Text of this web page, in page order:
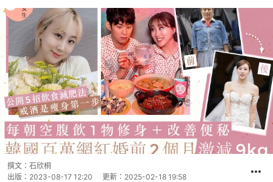
撰文： 石欣桐
出版： 2023-08-17 12:20 更新： 2025-02-18 19:58